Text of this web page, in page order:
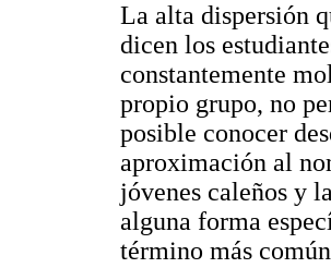
La alta dispersión
dicen los
constantemente
propio grupo, no
posible conocer
aproximación al
jóvenes caleños y
alguna forma
término más